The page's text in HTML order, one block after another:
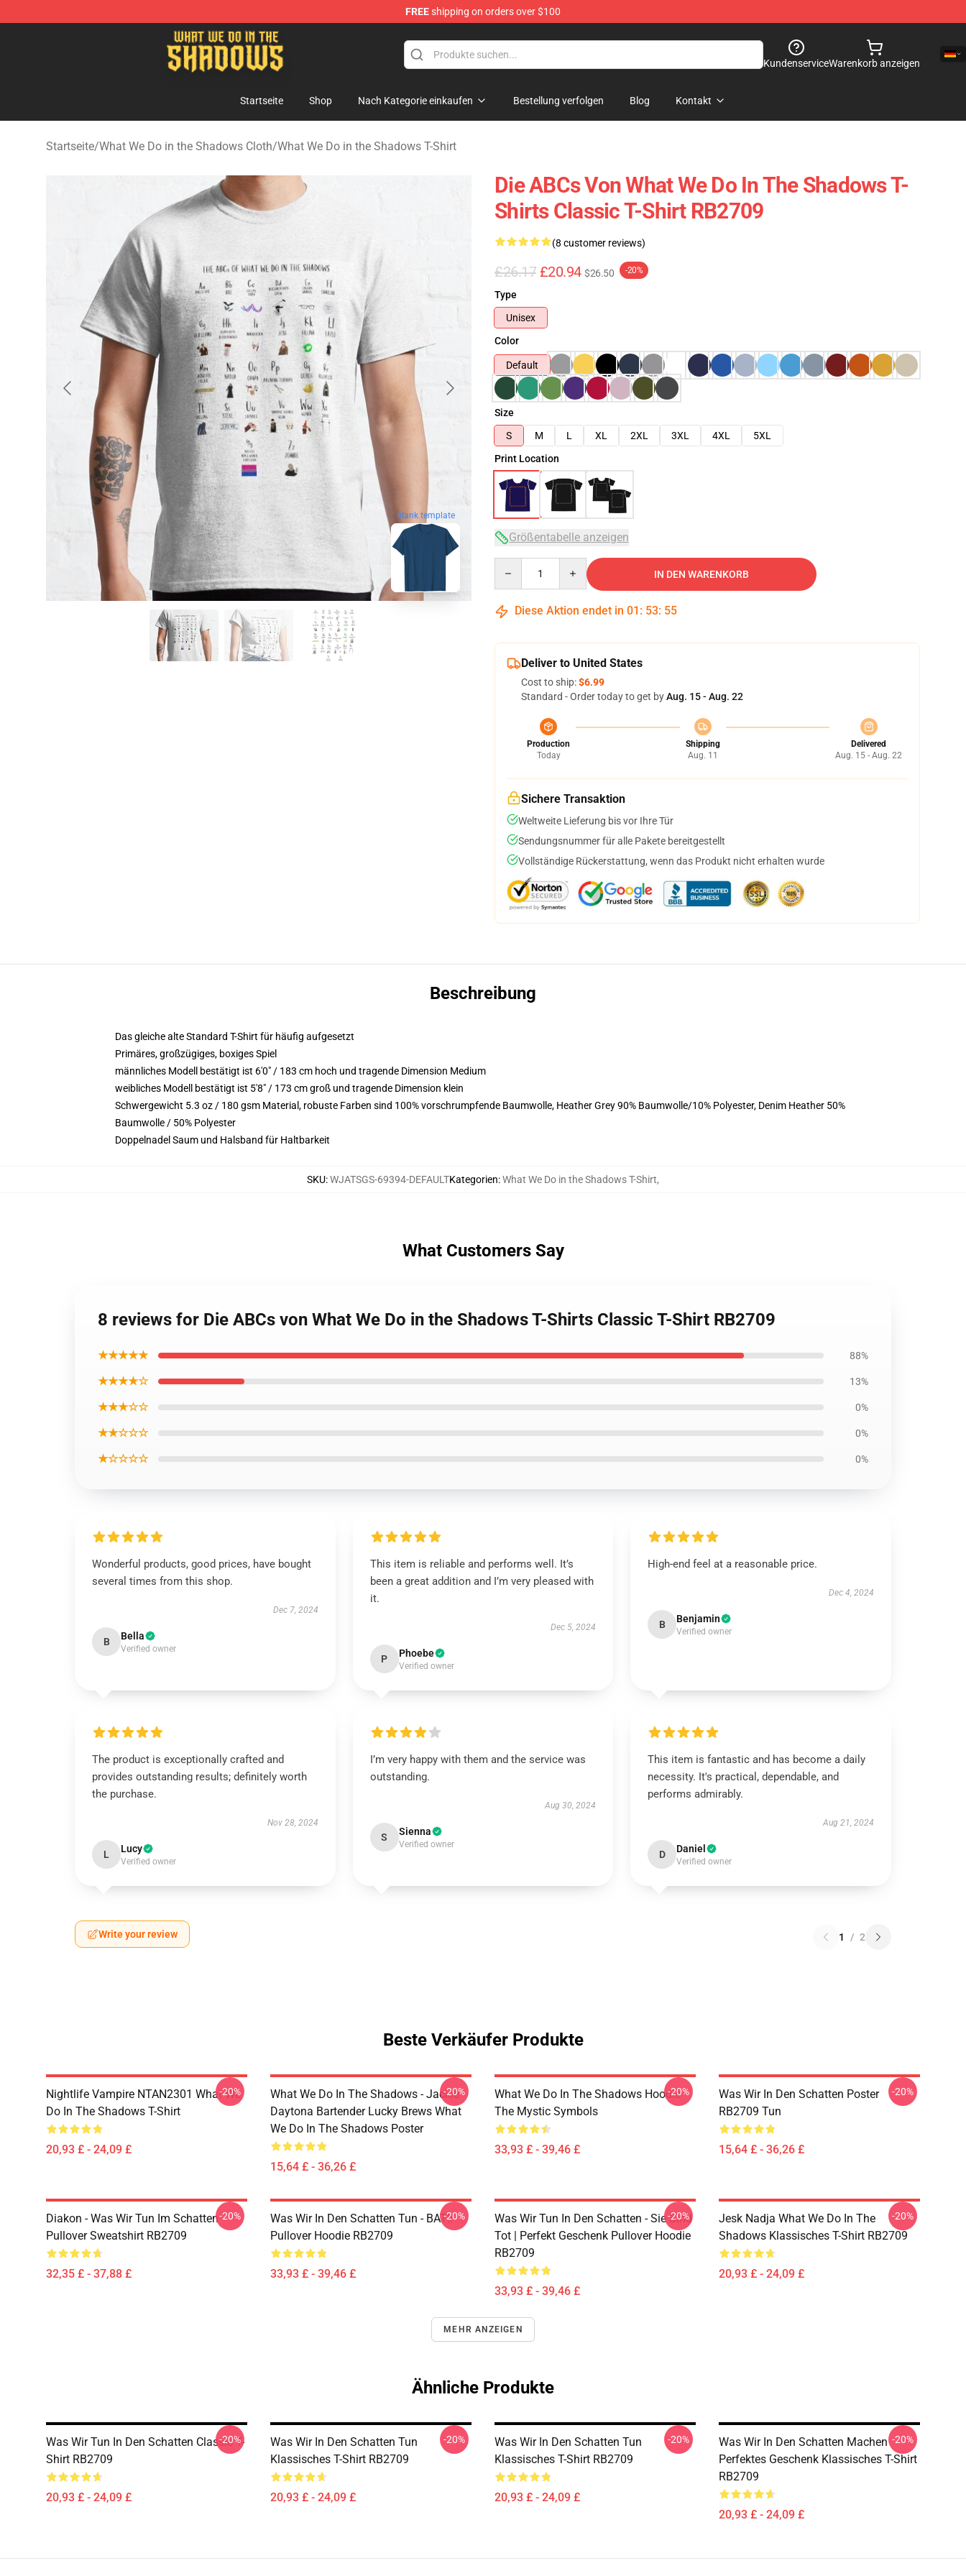
FREEshipping on orders over $100
What We Do in the Shadows Shop - Official What We Do in the Shadows Merchandise Store
KundenserviceWarenkorb anzeigen
Startseite Shop Nach Kategorie einkaufen Bestellung verfolgen Blog Kontakt
Startseite/What We Do in the Shadows Cloth/What We Do in the Shadows T-Shirt
blank template
Die ABCs Von What We Do In The Shadows T-
Shirts Classic T-Shirt RB2709
(8 customer reviews)
£26.17 £20.94 $26.50 -20%
Type
Unisex
Color
Default
Size
S
M L XL 2XL 3XL 4XL
5XL
Print Location
Größentabelle anzeigen
IN DEN WARENKORB
Diese Aktion endet in 01 : 53: 54
Deliver to United States
Cost to ship:$6.99
Standard - Order today to get byAug. 15 - Aug. 22
Production
Today
Shipping
Aug. 11
Delivered
Aug. 15 - Aug. 22
Sichere Transaktion
Weltweite Lieferung bis vor Ihre Tür
Sendungsnummer für alle Pakete bereitgestellt
Vollständige Rückerstattung, wenn das Produkt nicht erhalten wurde
Beschreibung
Das gleiche alte Standard T-Shirt für häufig aufgesetzt
Primäres, großzügiges, boxiges Spiel
männliches Modell bestätigt ist 6'0" / 183 cm hoch und tragende Dimension Medium
weibliches Modell bestätigt ist 5'8" / 173 cm groß und tragende Dimension klein
Schwergewicht 5.3 oz / 180 gsm Material, robuste Farben sind 100% vorschrumpfende Baumwolle, Heather Grey 90% Baumwolle/10% Polyester, Denim Heather 50%
Baumwolle / 50% Polyester
Doppelnadel Saum und Halsband für Haltbarkeit
SKU:WJATSGS-69394-DEFAULTKategorien:What We Do in the Shadows T-Shirt,
What Customers Say
8 reviews for Die ABCs von What We Do in the Shadows T-Shirts Classic T-Shirt RB2709
★★★★★ 88%
★★★★☆ 13%
★★★☆☆ 0%
★★☆☆☆ 0%
★☆☆☆☆ 0%
Wonderful products, good prices, have bought
several times from this shop.
Dec 7, 2024
B Bella
Verified owner
This item is reliable and performs well. It’s
been a great addition and I’m very pleased with
it.
Dec 5, 2024
P Phoebe
Verified owner
High-end feel at a reasonable price.
Dec 4, 2024
B Benjamin
Verified owner
The product is exceptionally crafted and
provides outstanding results; definitely worth
the purchase.
Nov 28, 2024
L Lucy
Verified owner
I’m very happy with them and the service was
outstanding.
Aug 30, 2024
S Sienna
Verified owner
This item is fantastic and has become a daily
necessity. It's practical, dependable, and
performs admirably.
Aug 21, 2024
D Daniel
Verified owner
Write your review 1 / 2
Beste Verkäufer Produkte
Nightlife Vampire NTAN2301 What We
Do In The Shadows T-Shirt
20,93 £ - 24,09 £
-20%
What We Do In The Shadows - Jackie
Daytona Bartender Lucky Brews What
We Do In The Shadows Poster
15,64 £ - 36,26 £
-20%
What We Do In The Shadows Hoodie
The Mystic Symbols
33,93 £ - 39,46 £
-20%
Was Wir In Den Schatten Poster
RB2709 Tun
15,64 £ - 36,26 £
-20%
Diakon - Was Wir Tun Im Schatten
Pullover Sweatshirt RB2709
32,35 £ - 37,88 £
-20%
Was Wir In Den Schatten Tun - BAT!!
Pullover Hoodie RB2709
33,93 £ - 39,46 £
-20%
Was Wir Tun In Den Schatten - Sie Sind
Tot | Perfekt Geschenk Pullover Hoodie
RB2709
33,93 £ - 39,46 £
-20%
Jesk Nadja What We Do In The
Shadows Klassisches T-Shirt RB2709
20,93 £ - 24,09 £
-20%
MEHR ANZEIGEN
Ähnliche Produkte
Was Wir Tun In Den Schatten Classic T-
Shirt RB2709
20,93 £ - 24,09 £
-20%
Was Wir In Den Schatten Tun
Klassisches T-Shirt RB2709
20,93 £ - 24,09 £
-20%
Was Wir In Den Schatten Tun
Klassisches T-Shirt RB2709
20,93 £ - 24,09 £
-20%
Was Wir In Den Schatten Machen
Perfektes Geschenk Klassisches T-Shirt
RB2709
20,93 £ - 24,09 £
-20%